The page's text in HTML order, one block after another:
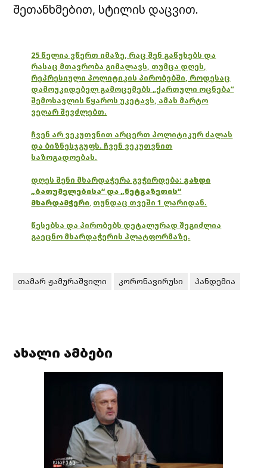
შეთანხმებით, სტილის დაცვით.
25 წელია ვწერთ იმაზე, რაც შენ გაწუხებს და
რასაც მთავრობა გიმალავს, თუმცა დღეს,
რეპრესიული პოლიტიკის პირობებში, როდესაც
დამოუკიდებელ გამოცემებს „ქართული ოცნება“
შემოსავლის წყაროს უკეტავს, ამას მარტო
ვეღარ შევძლებთ.
ჩვენ არ ვეკუთვნით არცერთ პოლიტიკურ ძალას
და ბიზნესჯგუფს. ჩვენ ვეკუთვნით
საზოგადოებას.
დღეს შენი მხარდაჭერა გვჭირდება: გახდი
„ბათუმელებისა“ და „ნეტგაზეთის“
მხარდამჭერი, თუნდაც თვეში 1 ლარიდან.
წესებსა და პირობებს დეტალურად შეგიძლია
გაეცნო მხარდაჭერის პლატფორმაზე.
თამარ ჟამურაშვილი კორონავირუსი პანდემია
ახალი ამბები